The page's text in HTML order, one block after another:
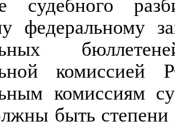
судебного
федеральному
комиссиям
быть степени